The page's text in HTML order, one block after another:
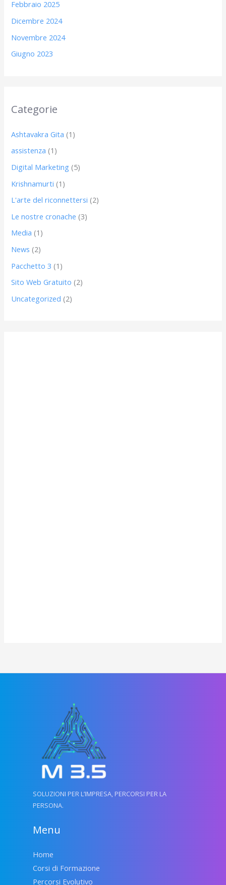
Febbraio 2025
Dicembre 2024
Novembre 2024
Giugno 2023
Categorie
Ashtavakra Gita (1)
assistenza (1)
Digital Marketing (5)
Krishnamurti (1)
L'arte del riconnettersi (2)
Le nostre cronache (3)
Media (1)
News (2)
Pacchetto 3 (1)
Sito Web Gratuito (2)
Uncategorized (2)
SOLUZIONI PER L’IMPRESA, PERCORSI PER LA
PERSONA.
Menu
Home
Corsi di Formazione
Percorsi Evolutivo